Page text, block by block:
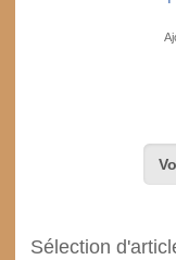
Sélection